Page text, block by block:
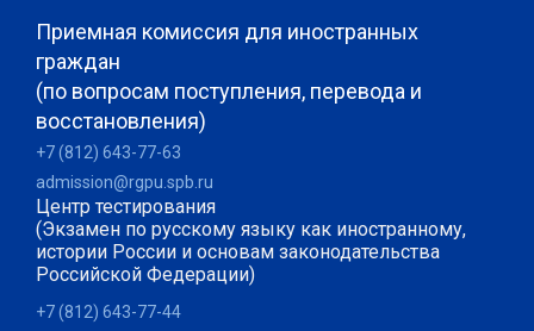
Приемная комиссия для иностранных
граждан
(по вопросам поступления, перевода и
восстановления)
+7 (812) 643-77-63
admission@rgpu.spb.ru
Центр тестирования
(Экзамен по русскому языку как иностранному,
истории России и основам законодательства
Российской Федерации)
+7 (812) 643-77-44